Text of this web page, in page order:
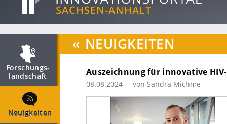
Forschungs­
landschaft
Neuigkeiten
« NEUIGKEITEN
Auszeichnung für innovative
08.08.2024 von Sandra Michme